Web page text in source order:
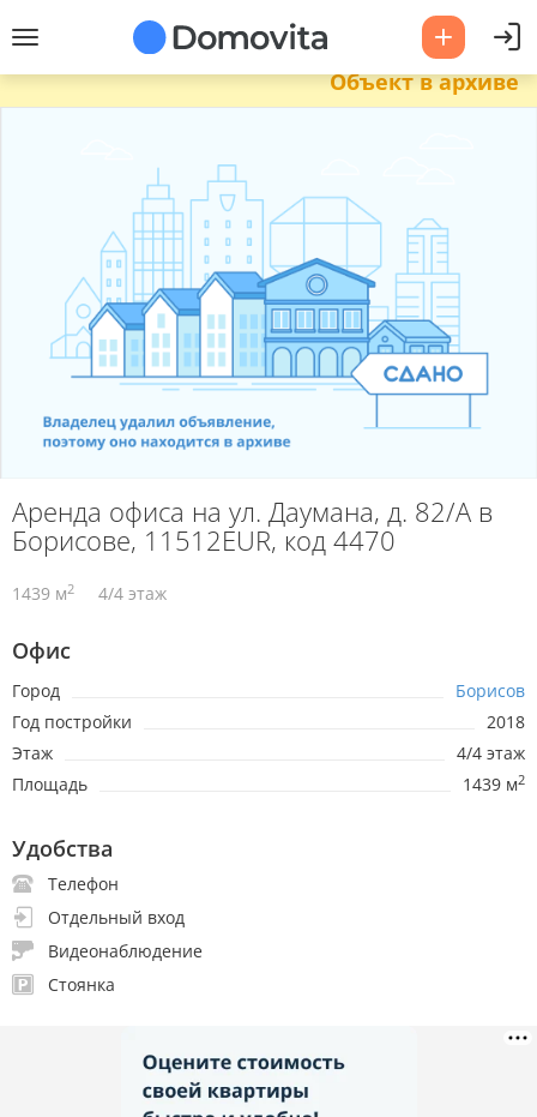
Объект в архиве
Аренда офиса на ул. Даумана, д. 82/А в
Борисове, 11512EUR, код 4470
1439 м2 4/4 этаж
Офис
Город
Борисов
Год постройки
2018
Этаж
4/4 этаж
Площадь
1439 м2
Удобства
Телефон
Отдельный вход
Видеонаблюдение
Стоянка